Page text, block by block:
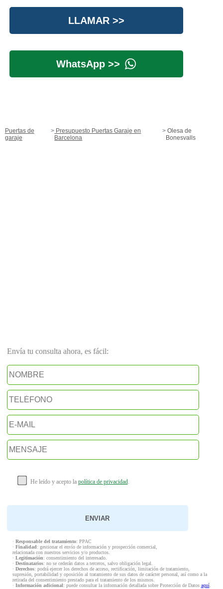
LLAMAR >>
WhatsApp >>
Puertas de
garaje
Presupuesto Puertas Garaje en
Barcelona
Olesa de
Bonesvalls
Envía tu consulta ahora, es fácil:
He leído y acepto la política de privacidad.
· Responsable del tratamiento: PPAC
· Finalidad: gestionar el envío de información y prospección comercial,
relacionada con nuestros servicios y/o productos.
· Legitimación: consentimiento del interesado.
· Destinatarios: no se cederán datos a terceros, salvo obligación legal.
· Derechos: podrá ejercer los derechos de acceso, rectificación, limitación de tratamiento,
supresión, portabilidad y oposición al tratamiento de sus datos de carácter personal, así como a la
retirada del consentimiento prestado para el tratamiento de los mismos.
· Información adicional: puede consultar la información detallada sobre Protección de Datos aquí.